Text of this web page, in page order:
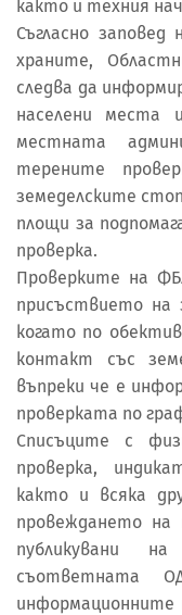
както и техния
Съгласно
храните,
следва да
населени места
местната
терените
земеделските
площи за
проверка.
Проверките на
присъствието на
когато по
контакт със
въпреки че е
проверката по
Списъците с
проверка,
както и всяка
провеждането
публикувани
съответната
информационните